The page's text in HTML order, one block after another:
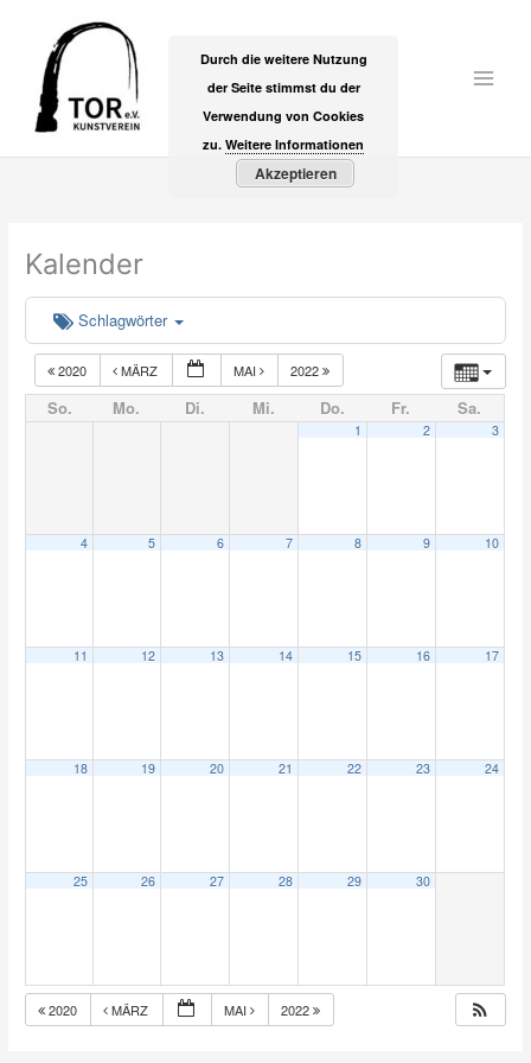
springen
Kalender
Schlagwörter
2020 MÄRZ MAI 2022
So. Mo. Di. Mi. Do. Fr. Sa.
1 2 3
4 5 6 7 8 9 10
11 12 13 14 15 16 17
18 19 20 21 22 23 24
25 26 27 28 29 30
2020 MÄRZ MAI 2022
Durch die weitere Nutzung
der Seite stimmst du der
Verwendung von Cookies
zu. Weitere Informationen
Akzeptieren